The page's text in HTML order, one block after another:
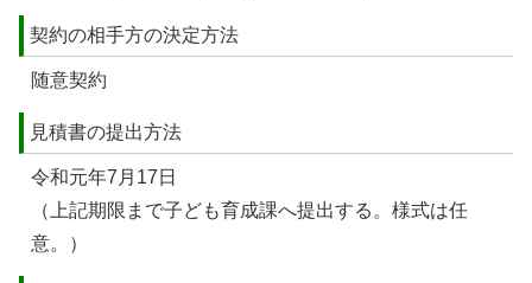
契約の相手方の決定方法
随意契約
見積書の提出方法
令和元年7月17日
（上記期限まで子ども育成課へ提出する。様式は任
意。）